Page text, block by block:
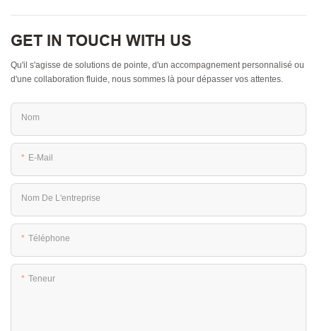
GET IN TOUCH WITH US
Qu'il s'agisse de solutions de pointe, d'un accompagnement personnalisé ou
d'une collaboration fluide, nous sommes là pour dépasser vos attentes.
Nom
E-Mail
Nom De L'entreprise
Téléphone
Teneur